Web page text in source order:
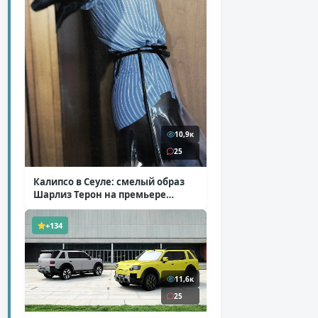
10,9к
25
Калипсо в Сеуле: смелый образ
Шарлиз Терон на премьере
«Одиссеи»( 6 фото )
+134
11,6к
25